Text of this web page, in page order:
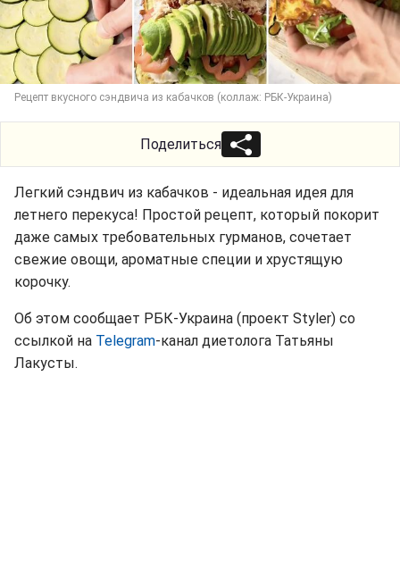
Рецепт вкусного сэндвича из кабачков (коллаж: РБК-Украина)
Поделиться
Легкий сэндвич из кабачков - идеальная идея для
летнего перекуса! Простой рецепт, который покорит
даже самых требовательных гурманов, сочетает
свежие овощи, ароматные специи и хрустящую
корочку.
Об этом сообщает РБК-Украина (проект Styler) со
ссылкой на Telegram-канал диетолога Татьяны
Лакусты.